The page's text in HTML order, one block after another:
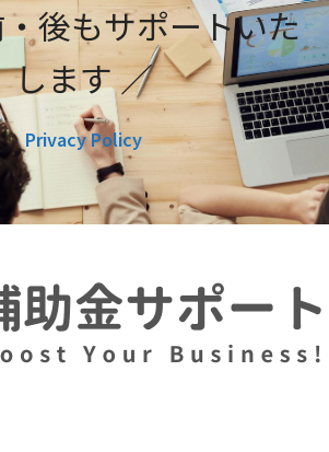
後もサポートいた
します ／
Privacy Policy